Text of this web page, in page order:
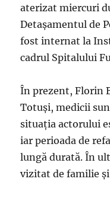
aterizat miercuri
Detașamentul de
fost internat la
cadrul Spitalului
În prezent, Florin
Totuși, medicii
situația actorului
iar perioada de
lungă durată. În
vizitat de familie